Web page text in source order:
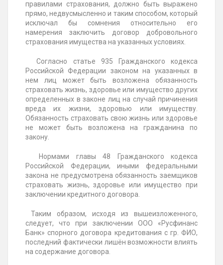
правилами страхования, должно быть выражено
прямо, недвусмысленно и таким способом, который
исключал бы сомнения относительно его
намерения заключить договор добровольного
страхования имущества на указанных условиях.
Согласно статье 935 Гражданского кодекса
Российской Федерации законом на указанных в
нем лиц может быть возложена обязанность
страховать жизнь, здоровье или имущество других
определенных в законе лиц на случай причинения
вреда их жизни, здоровью или имуществу.
Обязанность страховать свою жизнь или здоровье
не может быть возложена на гражданина по
закону.
Нормами главы 48 Гражданского кодекса
Российской Федерации, иными федеральными
закона не предусмотрена обязанность заемщиков
страховать жизнь, здоровье или имущество при
заключении кредитного договора.
Таким образом, исходя из вышеизложенного,
следует, что при заключении ООО «Русфинанс
Банк» спорного договора кредитования с гр. ФИО,
последний фактически лишён возможности влиять
на содержание договора.